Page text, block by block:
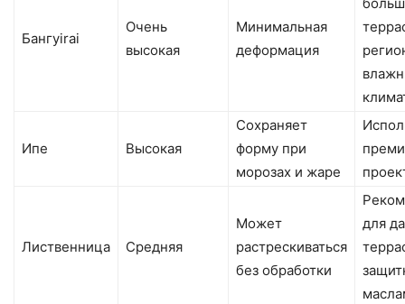
Бангуirai
Очень
высокая
Минимальная
деформация
Ипе Высокая
Сохраняет
форму при
морозах и жаре
Лиственница Средняя
Может
растрескиваться
без обработки
для